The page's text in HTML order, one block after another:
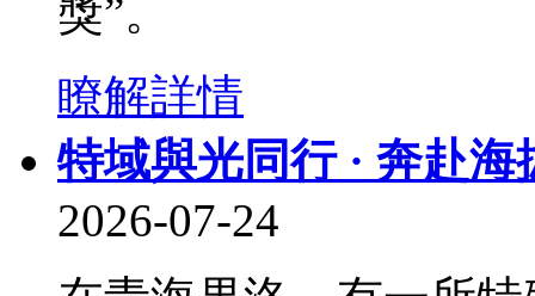
獎”。
瞭解詳情
特域與光同行 · 奔赴
2026-07-24